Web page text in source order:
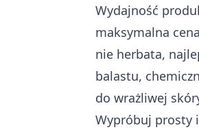
Wydajność
maksymalna
nie herbata,
balastu,
do wrażliwej
Wypróbuj prosty